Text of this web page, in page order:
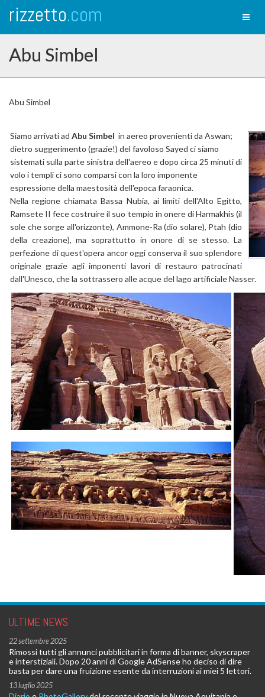
rizzetto.com
Abu Simbel
Abu Simbel
Siamo arrivati ad Abu Simbel in aereo provenienti da Aswan;
dietro suggerimento (grazie!) del favoloso Sayed ci siamo
sistemati sulla parte sinistra dell'aereo e dopo circa 25 minuti di
volo i templi ci sono comparsi con la loro imponente
espressione della maestosità dell'epoca faraonica.
Nella regione chiamata Bassa Nubia, ai limiti dell'Alto Egitto,
Ramsete II fece costruire il suo tempio in onere di Harmakhis (il
sole che sorge all'orizzonte), Ammone-Ra (dio solare), Ptah (dio
della creazione), ma soprattutto in onore di se stesso. La
perfezione di quest'opera ancor oggi conserva il suo splendore
originale grazie agli imponenti lavori di restauro patrocinati
dall'Unesco, che la sottrassero alle acque del lago artificiale Nasser.
ULTIME NEWS
22 settembre 2025
Rimossi tutti gli annunci pubblicitari in forma di banner, skyscraper
e interstiziali. Dopo 20 anni di Google AdSense ho deciso di dire
basta per dare una fruizione esente da interruzioni ai miei 5 lettori.
13 luglio 2025